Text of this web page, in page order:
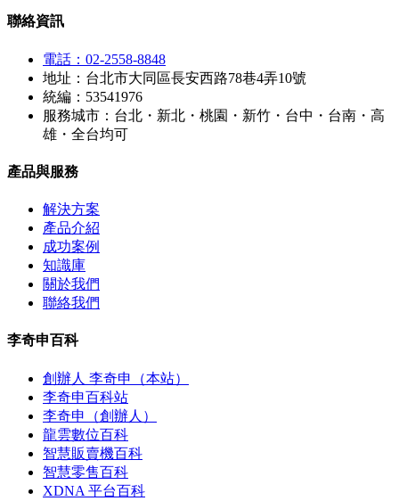
聯絡資訊
電話：02-2558-8848
地址：台北市大同區長安西路78巷4弄10號
統編：53541976
服務城市：台北・新北・桃園・新竹・台中・台南・高
雄・全台均可
產品與服務
解決方案
產品介紹
成功案例
知識庫
關於我們
聯絡我們
李奇申百科
創辦人 李奇申（本站）
李奇申百科站
李奇申（創辦人）
龍雲數位百科
智慧販賣機百科
智慧零售百科
XDNA 平台百科